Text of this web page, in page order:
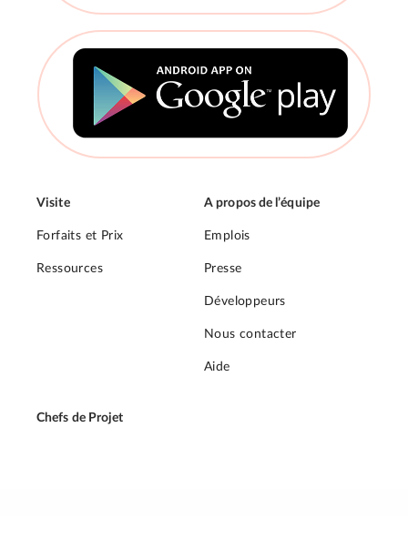
Visite
Forfaits et Prix
Ressources
A propos de l’équipe
Emplois
Presse
Développeurs
Nous contacter
Aide
Chefs de Projet